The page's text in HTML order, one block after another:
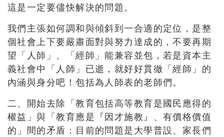
這是一定要儘快解決的問題。
我們主張如何調和與傾斜到一合適的定位，是整
個社會上下要嚴肅面對與努力達成的，不要再期
望「人師」、「經師」能兼容並包，若是資本主
義社會中「人師」已逝，就好好貫徹「經師」的
內涵與身分吧！包括為人師表的老師們。
二、開始去除「教育包括高等教育是國民應得的
權益」與「教育應是『因才施教』、有價格價值
的」間的矛盾：目前的問題是大學普設、家長們